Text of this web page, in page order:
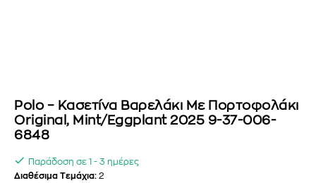
Polo – Κασετίνα Βαρελάκι Με Πορτοφολάκι
Original, Mint/Eggplant 2025 9-37-006-
6848
Παράδοση σε 1 - 3 ημέρες
Διαθέσιμα Τεμάχια: 2